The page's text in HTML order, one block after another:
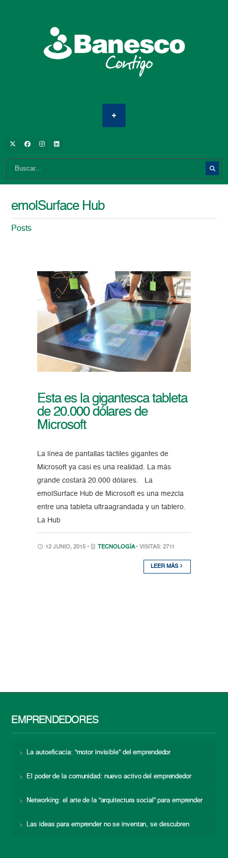
emolSurface Hub
Posts
Esta es la gigantesca tableta
de 20.000 dólares de
Microsoft
La línea de pantallas táctiles gigantes de
Microsoft ya casi es una realidad. La más
grande costará 20.000 dólares. La
emolSurface Hub de Microsoft es una mezcla
entre una tableta ultraagrandada y un tablero.
La Hub
12 JUNIO, 2015 • TECNOLOGÍA • VISITAS: 2711
LEER MÁS
EMPRENDEDORES
La autoeficacia: “motor invisible” del emprendedor
El poder de la comunidad: nuevo activo del emprendedor
Networking: el arte de la “arquitectura social” para emprender
Las ideas para emprender no se inventan, se descubren